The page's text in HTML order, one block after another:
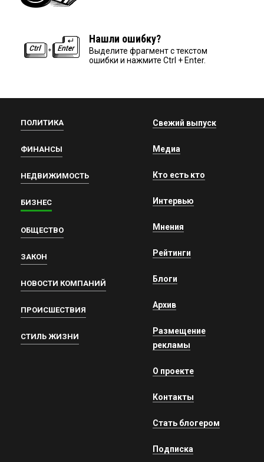
Нашли ошибку?
Выделите фрагмент с текстом
ошибки и нажмите Ctrl + Enter.
ПОЛИТИКА
ФИНАНСЫ
НЕДВИЖИМОСТЬ
БИЗНЕС
ОБЩЕСТВО
ЗАКОН
НОВОСТИ КОМПАНИЙ
ПРОИСШЕСТВИЯ
СТИЛЬ ЖИЗНИ
Свежий выпуск
Медиа
Кто есть кто
Интервью
Мнения
Рейтинги
Блоги
Архив
Размещение
рекламы
О проекте
Контакты
Стать блогером
Подписка